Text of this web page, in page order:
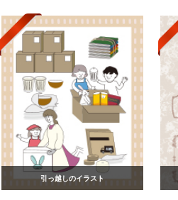
引っ越しのイラスト